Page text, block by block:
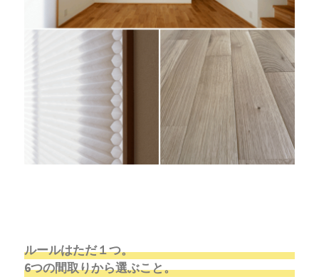
ルールはただ１つ。
6つの間取りから選ぶこと。